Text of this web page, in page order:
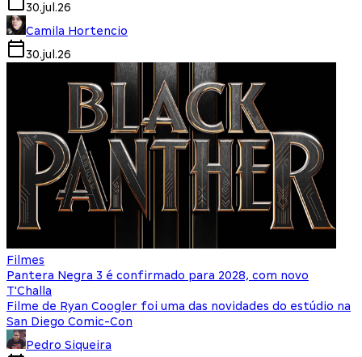
30.jul.26
Camila Hortencio
30.jul.26
Filmes
Pantera Negra 3 é confirmado para 2028, com novo
T'Challa
Filme de Ryan Coogler foi uma das novidades do estúdio na
San Diego Comic-Con
Pedro Siqueira